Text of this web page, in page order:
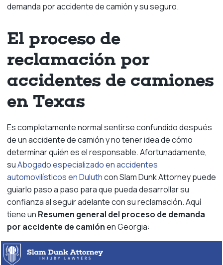
demanda por accidente de camión y su seguro.
El proceso de
reclamación por
accidentes de camiones
en Texas
Es completamente normal sentirse confundido después
de un accidente de camión y no tener idea de cómo
determinar quién es el responsable. Afortunadamente,
suAbogado especializado en accidentes
automovilísticos en Duluthcon Slam Dunk Attorney puede
guiarlo paso a paso para que pueda desarrollar su
confianza al seguir adelante con su reclamación. Aquí
tiene un Resumen general del proceso de demanda
por accidente de camiónen Georgia: